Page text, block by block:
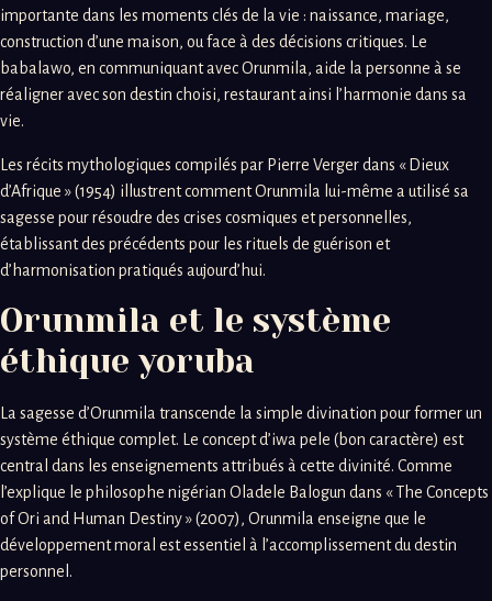
importante dans les moments clés de la vie : naissance, mariage,
construction d’une maison, ou face à des décisions critiques. Le
babalawo, en communiquant avec Orunmila, aide la personne à se
réaligner avec son destin choisi, restaurant ainsi l’harmonie dans sa
vie.
Les récits mythologiques compilés par Pierre Verger dans « Dieux
d’Afrique » (1954) illustrent comment Orunmila lui-même a utilisé sa
sagesse pour résoudre des crises cosmiques et personnelles,
établissant des précédents pour les rituels de guérison et
d’harmonisation pratiqués aujourd’hui.
Orunmila et le système
éthique yoruba
La sagesse d’Orunmila transcende la simple divination pour former un
système éthique complet. Le concept d’iwa pele (bon caractère) est
central dans les enseignements attribués à cette divinité. Comme
l’explique le philosophe nigérian Oladele Balogun dans « The Concepts
of Ori and Human Destiny » (2007), Orunmila enseigne que le
développement moral est essentiel à l’accomplissement du destin
personnel.